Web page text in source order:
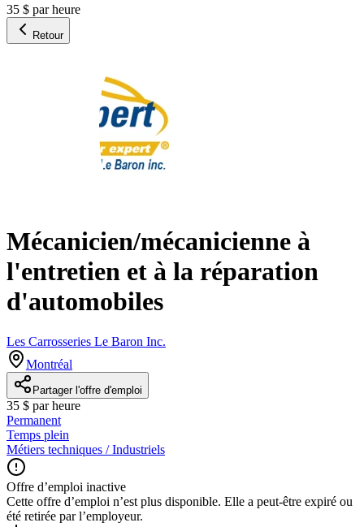
35 $ par heure
Retour
Mécanicien/mécanicienne à
l'entretien et à la réparation
d'automobiles
Les Carrosseries Le Baron Inc.
Montréal
Partager l'offre d'emploi
35 $ par heure
Permanent
Temps plein
Métiers techniques / Industriels
Offre d’emploi inactive
Cette offre d’emploi n’est plus disponible. Elle a peut-être expiré ou
été retirée par l’employeur.